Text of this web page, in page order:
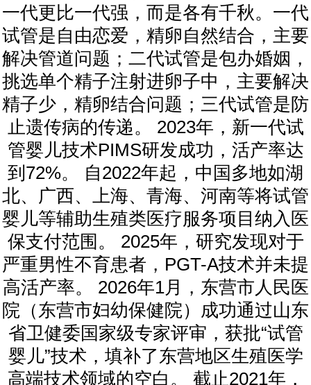
一代更比一代强，而是各有千秋。一代
试管是自由恋爱，精卵自然结合，主要
解决管道问题；二代试管是包办婚姻，
挑选单个精子注射进卵子中，主要解决
精子少，精卵结合问题；三代试管是防
止遗传病的传递。 2023年，新一代试
管婴儿技术PIMS研发成功，活产率达
到72%。 自2022年起，中国多地如湖
北、广西、上海、青海、河南等将试管
婴儿等辅助生殖类医疗服务项目纳入医
保支付范围。 2025年，研究发现对于
严重男性不育患者，PGT-A技术并未提
高活产率。 2026年1月，东营市人民医
院（东营市妇幼保健院）成功通过山东
省卫健委国家级专家评审，获批“试管
婴儿”技术，填补了东营地区生殖医学
高端技术领域的空白。 截止2021年，